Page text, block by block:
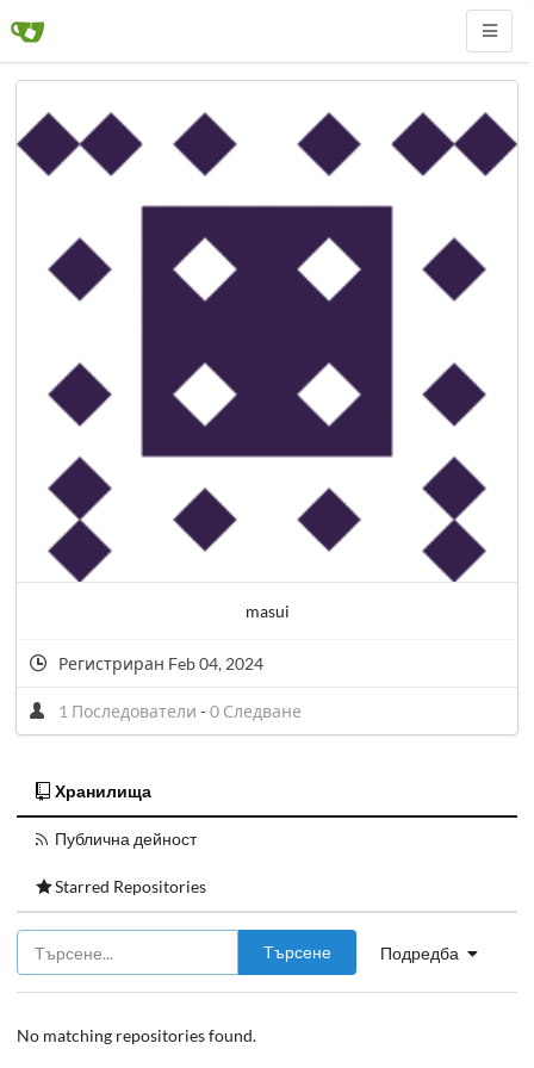
masui
Регистриран Feb 04, 2024
1 Последователи -0 Следване
Хранилища
Публична дейност
Starred Repositories
Подредба
Търсене
No matching repositories found.